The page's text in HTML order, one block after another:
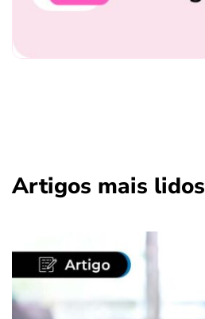
Artigos mais lidos